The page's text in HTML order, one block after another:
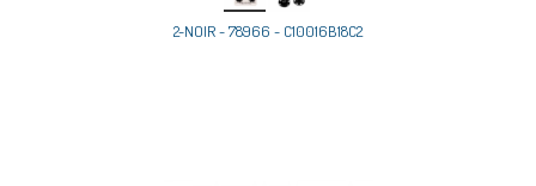
2-NOIR - 78966 - C10016B18C2